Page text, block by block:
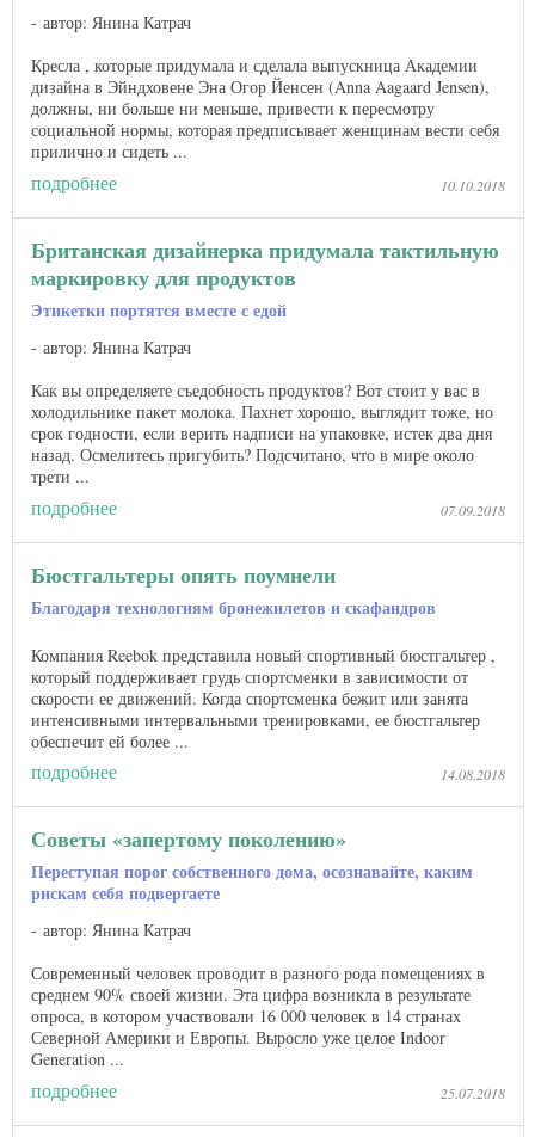
автор: Янина Катрач
Кресла , которые придумала и сделала выпускница Академии
дизайна в Эйндховене Эна Огор Йенсен (Anna Aagaard Jensen),
должны, ни больше ни меньше, привести к пересмотру
социальной нормы, которая предписывает женщинам вести себя
прилично и сидеть ...
подробнее 10.10.2018
Британская дизайнерка придумала тактильную
маркировку для продуктов
Этикетки портятся вместе с едой
автор: Янина Катрач
Как вы определяете съедобность продуктов? Вот стоит у вас в
холодильнике пакет молока. Пахнет хорошо, выглядит тоже, но
срок годности, если верить надписи на упаковке, истек два дня
назад. Осмелитесь пригубить? Подсчитано, что в мире около
трети ...
подробнее 07.09.2018
Бюстгальтеры опять поумнели
Благодаря технологиям бронежилетов и скафандров
Компания Reebok представила новый спортивный бюстгальтер ,
который поддерживает грудь спортсменки в зависимости от
скорости ее движений. Когда спортсменка бежит или занята
интенсивными интервальными тренировками, ее бюстгальтер
обеспечит ей более ...
подробнее 14.08.2018
Советы «запертому поколению»
Переступая порог собственного дома, осознавайте, каким
рискам себя подвергаете
автор: Янина Катрач
Современный человек проводит в разного рода помещениях в
среднем 90% своей жизни. Эта цифра возникла в результате
опроса, в котором участвовали 16 000 человек в 14 странах
Северной Америки и Европы. Выросло уже целое Indoor
Generation ...
подробнее 25.07.2018